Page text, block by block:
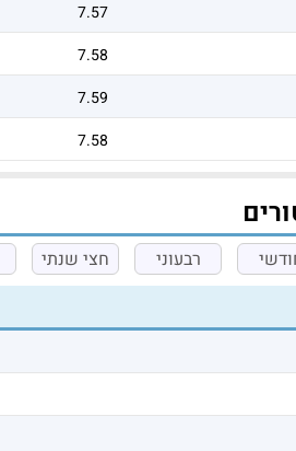
7.57
7.58
7.59
7.58
רבעוני חצי שנתי